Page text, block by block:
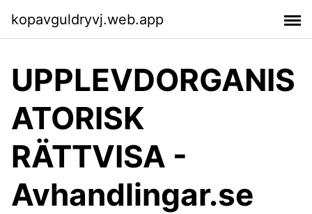
kopavguldryvj.web.app
UPPLEVDORGANIS
ATORISK
RÄTTVISA -
Avhandlingar.se